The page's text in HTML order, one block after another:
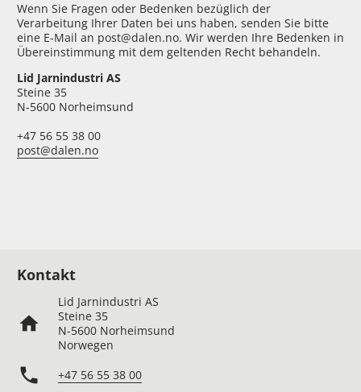
Wenn Sie Fragen oder Bedenken bezüglich der
Verarbeitung Ihrer Daten bei uns haben, senden Sie bitte
eine E-Mail an post@dalen.no. Wir werden Ihre Bedenken in
Übereinstimmung mit dem geltenden Recht behandeln.
Lid Jarnindustri AS
Steine 35
N-5600 Norheimsund
+47 56 55 38 00
post@dalen.no
Kontakt
home
Lid Jarnindustri AS
Steine 35
N-5600 Norheimsund
Norwegen
phone +47 56 55 38 00